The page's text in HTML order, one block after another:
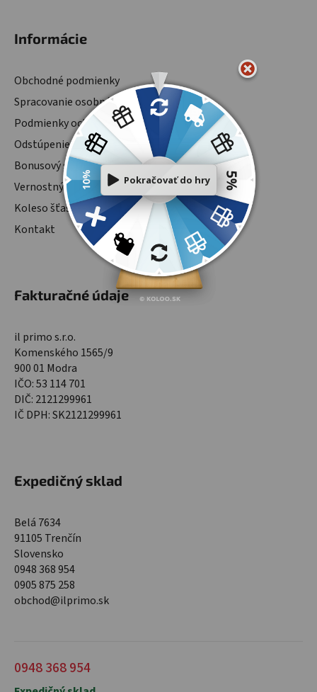
Informácie
Obchodné podmienky
Spracovanie osobných údajov
Podmienky ochrany osobných údajov
Odstúpenie od zmluvy
Bonusový systém
Vernostný program
Koleso šťastia
Kontakt
Fakturačné údaje
il primo s.r.o.
Komenského 1565/9
900 01 Modra
IČO: 53 114 701
DIČ: 2121299961
IČ DPH: SK2121299961
Expedičný sklad
Belá 7634
91105 Trenčín
Slovensko
0948 368 954
0905 875 258
obchod@ilprimo.sk
0948 368 954